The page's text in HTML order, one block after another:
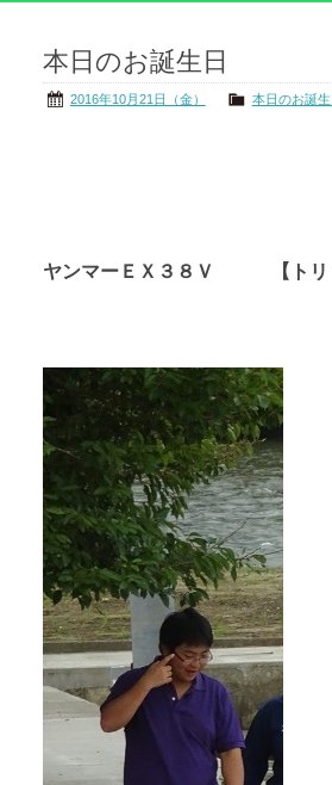
茨城の海
本日のお誕生日
2016年10月21日（金） 本日のお誕生
ヤンマーＥＸ３８Ｖ 【トリ